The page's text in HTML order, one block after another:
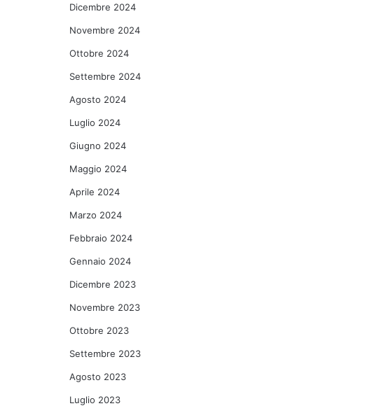
Dicembre 2024
Novembre 2024
Ottobre 2024
Settembre 2024
Agosto 2024
Luglio 2024
Giugno 2024
Maggio 2024
Aprile 2024
Marzo 2024
Febbraio 2024
Gennaio 2024
Dicembre 2023
Novembre 2023
Ottobre 2023
Settembre 2023
Agosto 2023
Luglio 2023